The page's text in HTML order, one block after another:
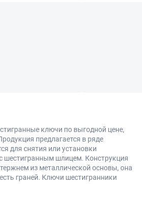
ключи по выгодной цене,
предлагается в ряде
для снятия или установки
шестигранным шлицем. Конструкция
из металлической основы, она
граней. Ключи шестигранники
мебели, разных конструкций или